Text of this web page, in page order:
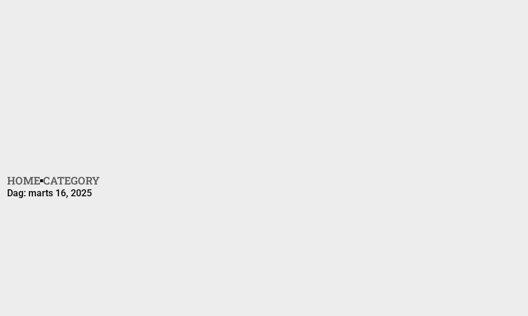
HOME CATEGORY
Dag: marts 16, 2025